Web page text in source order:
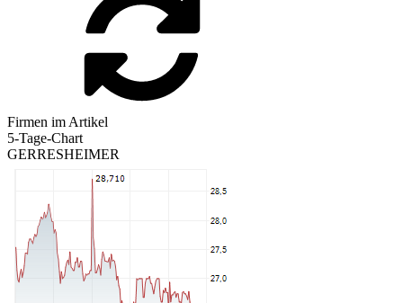
Firmen im Artikel
5-Tage-Chart
GERRESHEIMER